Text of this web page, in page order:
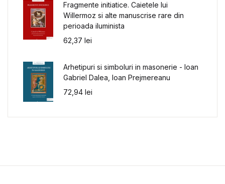
Fragmente initiatice. Caietele lui
Willermoz si alte manuscrise rare din
perioada iluminista
62,37 lei
Arhetipuri si simboluri in masonerie - Ioan
Gabriel Dalea, Ioan Prejmereanu
72,94 lei